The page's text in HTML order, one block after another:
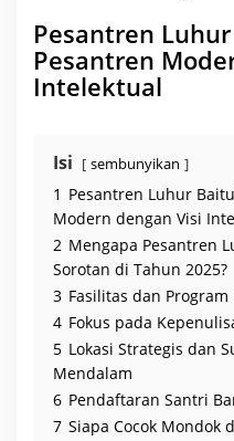
i
t
u
l
H
h
a
d
S
o
r
o
a
n
!
Pesantren
Pesantren
Intelektual
Isi sembunyikan
1 Pesantren Luhur
Modern dengan Visi
2 Mengapa Pesantren
Sorotan di Tahun 2025?
3 Fasilitas dan Program
4 Fokus pada
5 Lokasi Strategis dan
Mendalam
6 Pendaftaran Santri
7 Siapa Cocok Mondok